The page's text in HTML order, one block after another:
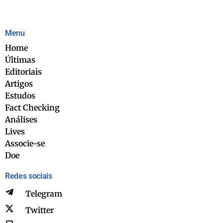
Menu
Home
Últimas
Editoriais
Artigos
Estudos
Fact Checking
Análises
Lives
Associe-se
Doe
Redes sociais
Telegram
Twitter